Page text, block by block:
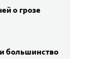
о грозе
большинство